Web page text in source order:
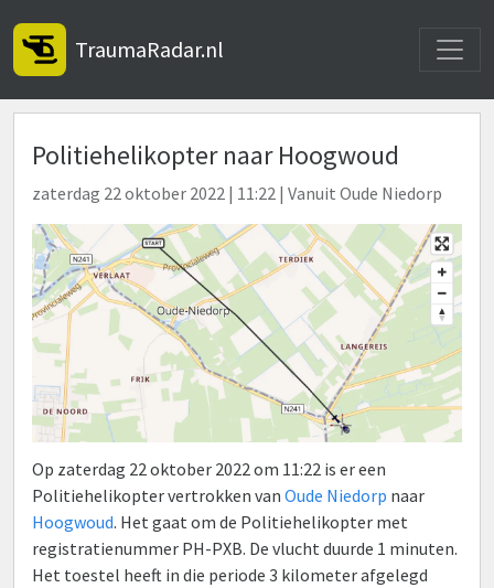
TraumaRadar.nl
Politiehelikopter naar Hoogwoud
zaterdag 22 oktober 2022 | 11:22 | Vanuit Oude Niedorp
Op zaterdag 22 oktober 2022 om 11:22 is er een
Politiehelikopter vertrokken van Oude Niedorp naar
Hoogwoud. Het gaat om de Politiehelikopter met
registratienummer PH-PXB. De vlucht duurde 1 minuten.
Het toestel heeft in die periode 3 kilometer afgelegd